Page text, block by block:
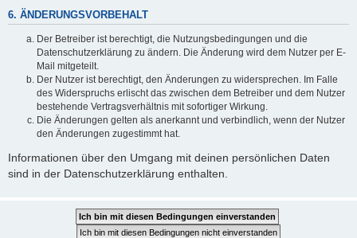
6. ÄNDERUNGSVORBEHALT
Der Betreiber ist berechtigt, die Nutzungsbedingungen und die
Datenschutzerklärung zu ändern. Die Änderung wird dem Nutzer per E-
Mail mitgeteilt.
Der Nutzer ist berechtigt, den Änderungen zu widersprechen. Im Falle
des Widerspruchs erlischt das zwischen dem Betreiber und dem Nutzer
bestehende Vertragsverhältnis mit sofortiger Wirkung.
Die Änderungen gelten als anerkannt und verbindlich, wenn der Nutzer
den Änderungen zugestimmt hat.
Informationen über den Umgang mit deinen persönlichen Daten
sind in der Datenschutzerklärung enthalten.